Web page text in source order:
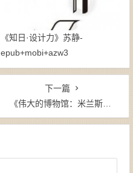
《知日·设计力》苏静-
epub+mobi+azw3
下一篇
《伟大的博物馆：米兰斯福尔扎古堡博物馆》马蒂诺·阿斯托尔菲（作者）-epub+mobi